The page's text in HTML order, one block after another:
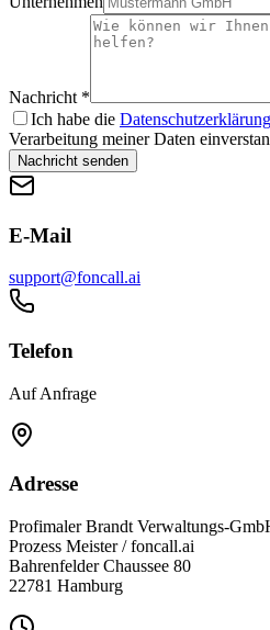
Nachricht *
Ich habe die Datenschutzerklärung
Verarbeitung meiner Daten
Nachricht senden
E-Mail
support@foncall.ai
Telefon
Auf Anfrage
Adresse
Profimaler Brandt Verwaltungs-
Prozess Meister / foncall.ai
Bahrenfelder Chaussee 80
22781 Hamburg